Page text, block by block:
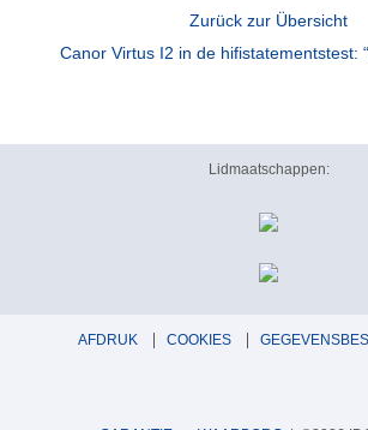
Zurück zur Übersicht
Canor Virtus I2 in de hifistatementstest:
Lidmaatschappen:
AFDRUK COOKIES